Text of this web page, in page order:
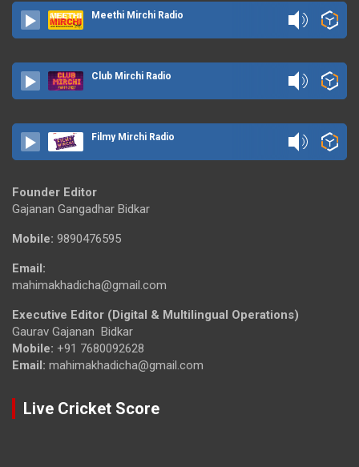
Meethi Mirchi Radio
Club Mirchi Radio
Filmy Mirchi Radio
Founder Editor
Gajanan Gangadhar Bidkar
Mobile: 9890476595
Email:
mahimakhadicha@gmail.com
Executive Editor (Digital & Multilingual Operations)
Gaurav Gajanan Bidkar
Mobile: +91 7680092628
Email: mahimakhadicha@gmail.com
Live Cricket Score